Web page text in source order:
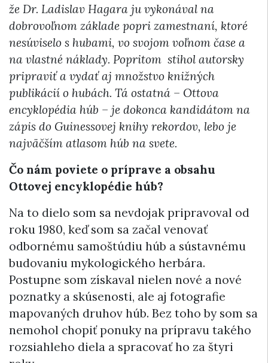
že Dr. Ladislav Hagara ju vykonával na
dobrovoľnom základe popri zamestnaní, ktoré
nesúviselo s hubami, vo svojom voľnom čase a
na vlastné náklady. Popritom stihol autorsky
pripraviť a vydať aj množstvo knižných
publikácií o hubách. Tá ostatná – Ottova
encyklopédia húb – je dokonca kandidátom na
zápis do Guinessovej knihy rekordov, lebo je
najväčším atlasom húb na svete.
Čo nám poviete o príprave a obsahu
Ottovej encyklopédie húb?
Na to dielo som sa nevdojak pripravoval od
roku 1980, keď som sa začal venovať
odbornému samoštúdiu húb a sústavnému
budovaniu mykologického herbára.
Postupne som získaval nielen nové a nové
poznatky a skúsenosti, ale aj fotografie
mapovaných druhov húb. Bez toho by som sa
nemohol chopiť ponuky na prípravu takého
rozsiahleho diela a spracovať ho za štyri